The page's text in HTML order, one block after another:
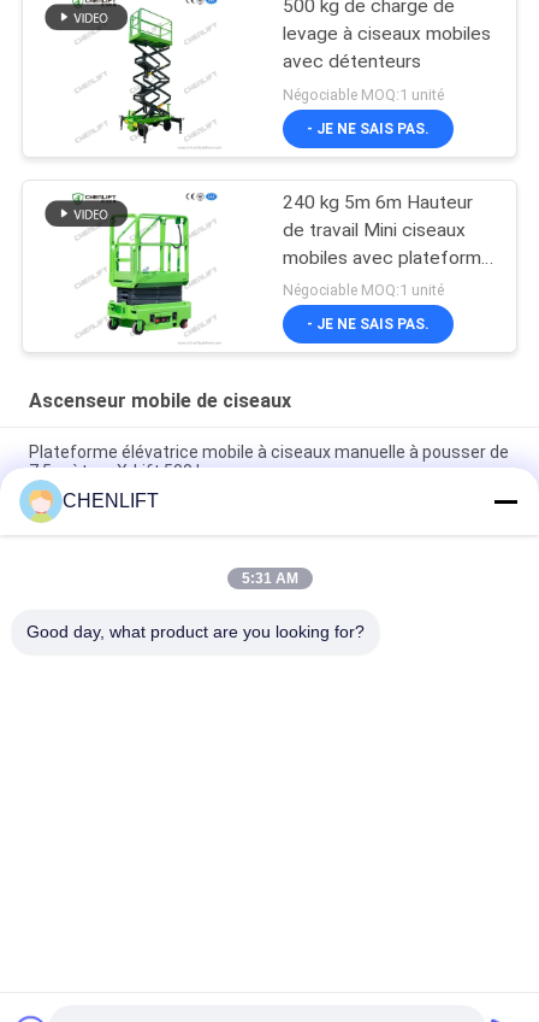
500 kg de charge de
levage à ciseaux mobiles
avec détenteurs
Négociable MOQ:1 unité
- JE NE SAIS PAS.
240 kg 5m 6m Hauteur
de travail Mini ciseaux
mobiles avec plateforme
d'extension
Négociable MOQ:1 unité
- JE NE SAIS PAS.
Ascenseur mobile de ciseaux
Plateforme élévatrice mobile à ciseaux manuelle à pousser de
7,5 mètres X-Lift 500 kg
Plateforme élévatrice à ciseaux électrique compacte de 14M
avec dispositif motorisé, capacité de charge de 450 kg
Mini Plate-forme élévatrice de 3,9 mètres avec plaque à
CHENLIFT
5:31 AM
Good day, what product are you looking for?